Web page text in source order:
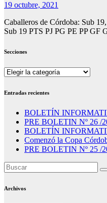
19 octubre, 2021
Caballeros de Córdoba: Sub
Sub 19 PTS PJ PG PE PP GF
Secciones
Secciones
Entradas recientes
BOLETÍN
PRE BOLETIN Nº 26 /
BOLETÍN
Comenzó la Copa
PRE BOLETIN Nº 25 /
Archivos